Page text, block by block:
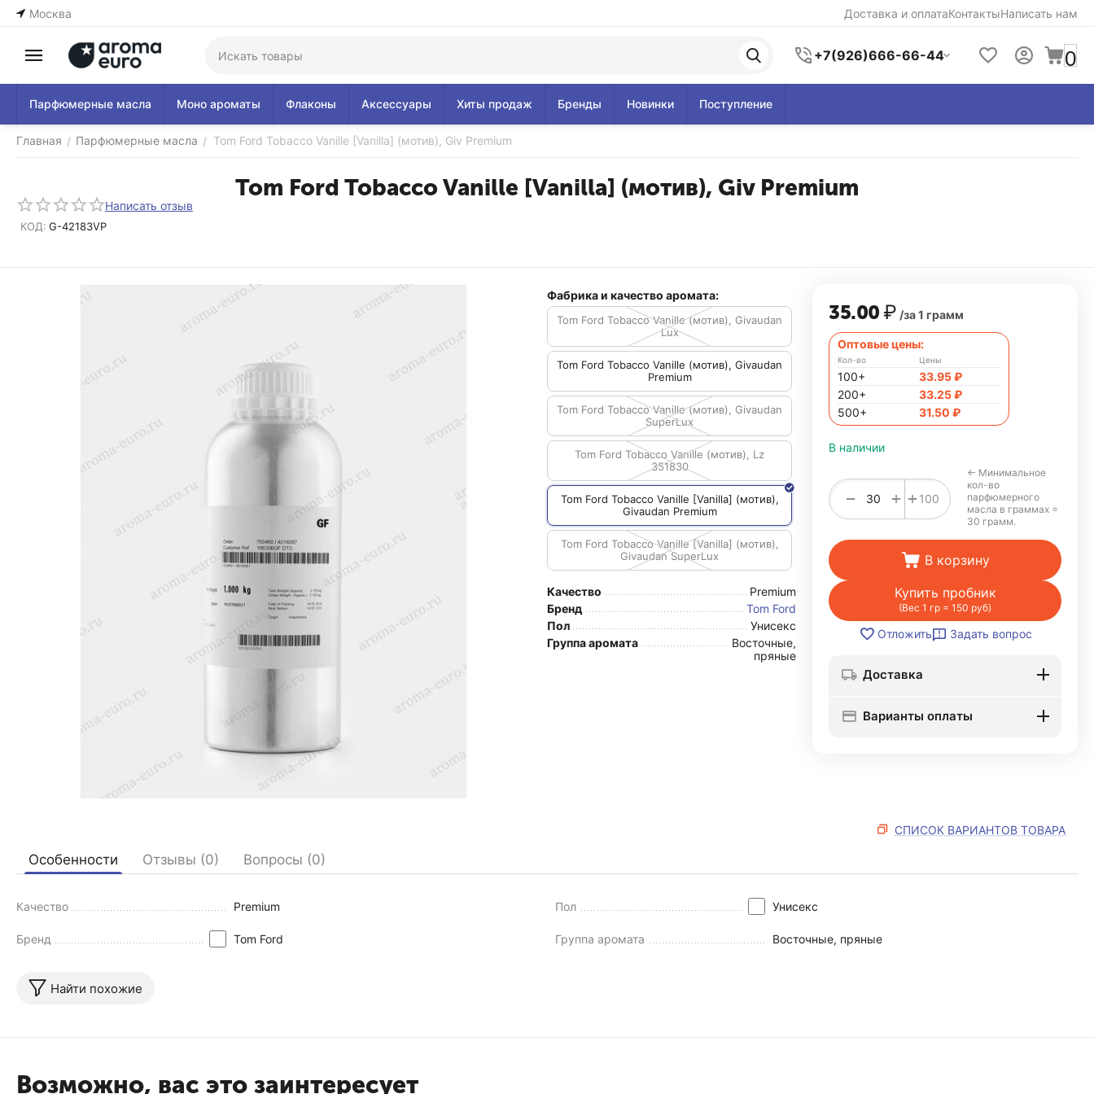
Москва Доставка и оплатаКонтактыНаписать нам
+7(926)666-66-44 0
Парфюмерные масла Моно ароматы Флаконы Аксессуары Хиты продаж Бренды Новинки Поступление
Главная / Парфюмерные масла / Tom Ford Tobacco Vanille [Vanilla] (мотив), Giv Premium
Tom Ford Tobacco Vanille [Vanilla] (мотив), Giv Premium
Написать отзыв
КОД: G-42183VP
Фабрика и качество аромата:
Tom Ford Tobacco Vanille (мотив), Givaudan
Lux
Tom Ford Tobacco Vanille (мотив), Givaudan
Premium
Tom Ford Tobacco Vanille (мотив), Givaudan
SuperLux
Tom Ford Tobacco Vanille (мотив), Lz
351830
Tom Ford Tobacco Vanille [Vanilla] (мотив),
Givaudan Premium
Tom Ford Tobacco Vanille [Vanilla] (мотив),
Givaudan SuperLux
Качество
Premium
Бренд
Tom Ford
Пол
Унисекс
Группа аромата
Восточные,
пряные
35.00₽ /за 1 грамм
Оптовые цены:
Кол-во
100+
200+
500+
Цены
33.95₽
33.25₽
31.50 ₽
В наличии
+ 100
+
−
← Минимальное
кол-во
парфюмерного
масла в граммах =
30 грамм.
В корзину
Купить пробник
(Вес 1 гр = 150 руб)
Отложить Задать вопрос
Доставка
Варианты оплаты
СПИСОК ВАРИАНТОВ ТОВАРА
Особенности Отзывы (0) Вопросы (0)
Качество Premium
Бренд Tom Ford
Пол Унисекс
Группа аромата Восточные, пряные
Найти похожие
Возможно, вас это заинтересует